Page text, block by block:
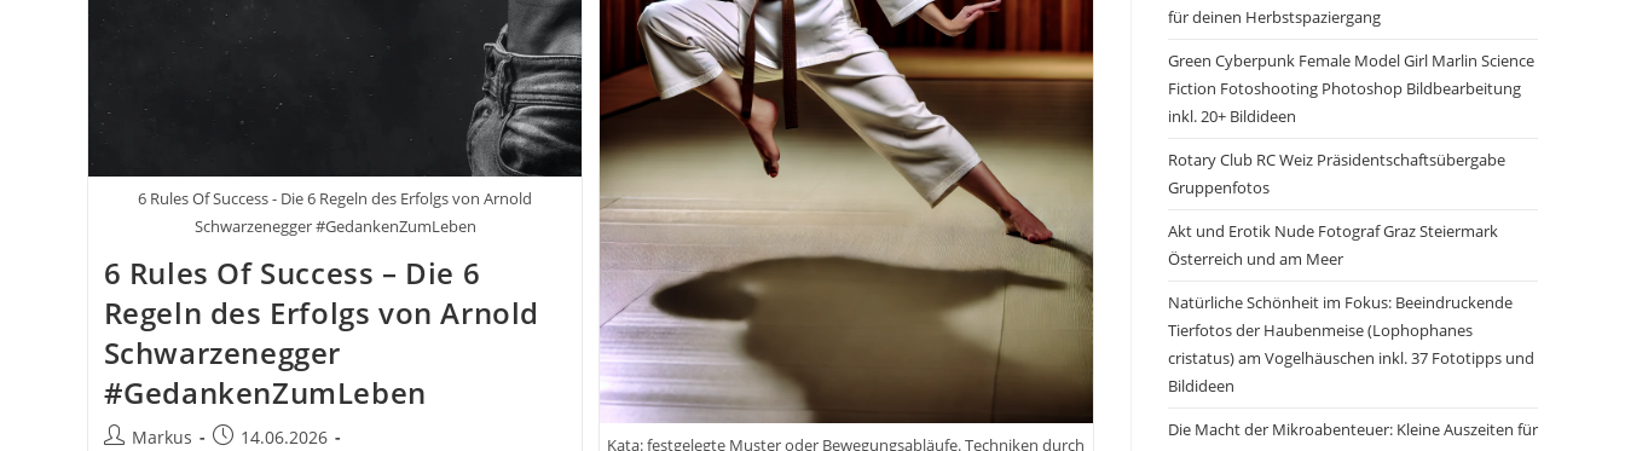
6 Rules Of Success - Die 6 Regeln des Erfolgs von Arnold
Schwarzenegger #GedankenZumLeben
6 Rules Of Success – Die 6
Regeln des Erfolgs von Arnold
Schwarzenegger
#GedankenZumLeben
Beitrags-
Markus
Beitrag14.06.2026 Kata: festgelegte Muster oder Bewegungsabläufe. Techniken durch
für deinen Herbstspaziergang
Green Cyberpunk Female Model Girl Marlin Science
Fiction Fotoshooting Photoshop Bildbearbeitung
inkl. 20+ Bildideen
Rotary Club RC Weiz Präsidentschaftsübergabe
Gruppenfotos
Akt und Erotik Nude Fotograf Graz Steiermark
Österreich und am Meer
Natürliche Schönheit im Fokus: Beeindruckende
Tierfotos der Haubenmeise (Lophophanes
cristatus) am Vogelhäuschen inkl. 37 Fototipps und
Bildideen
Die Macht der Mikroabenteuer: Kleine Auszeiten für